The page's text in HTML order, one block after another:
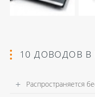
10 ДОВОДОВ В
Распространяется